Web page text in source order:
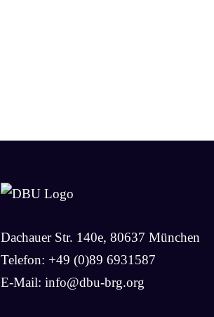
Dachauer Str. 140e, 80637 München
Telefon: +49 (0)89 6931587
E-Mail: info@dbu-brg.org